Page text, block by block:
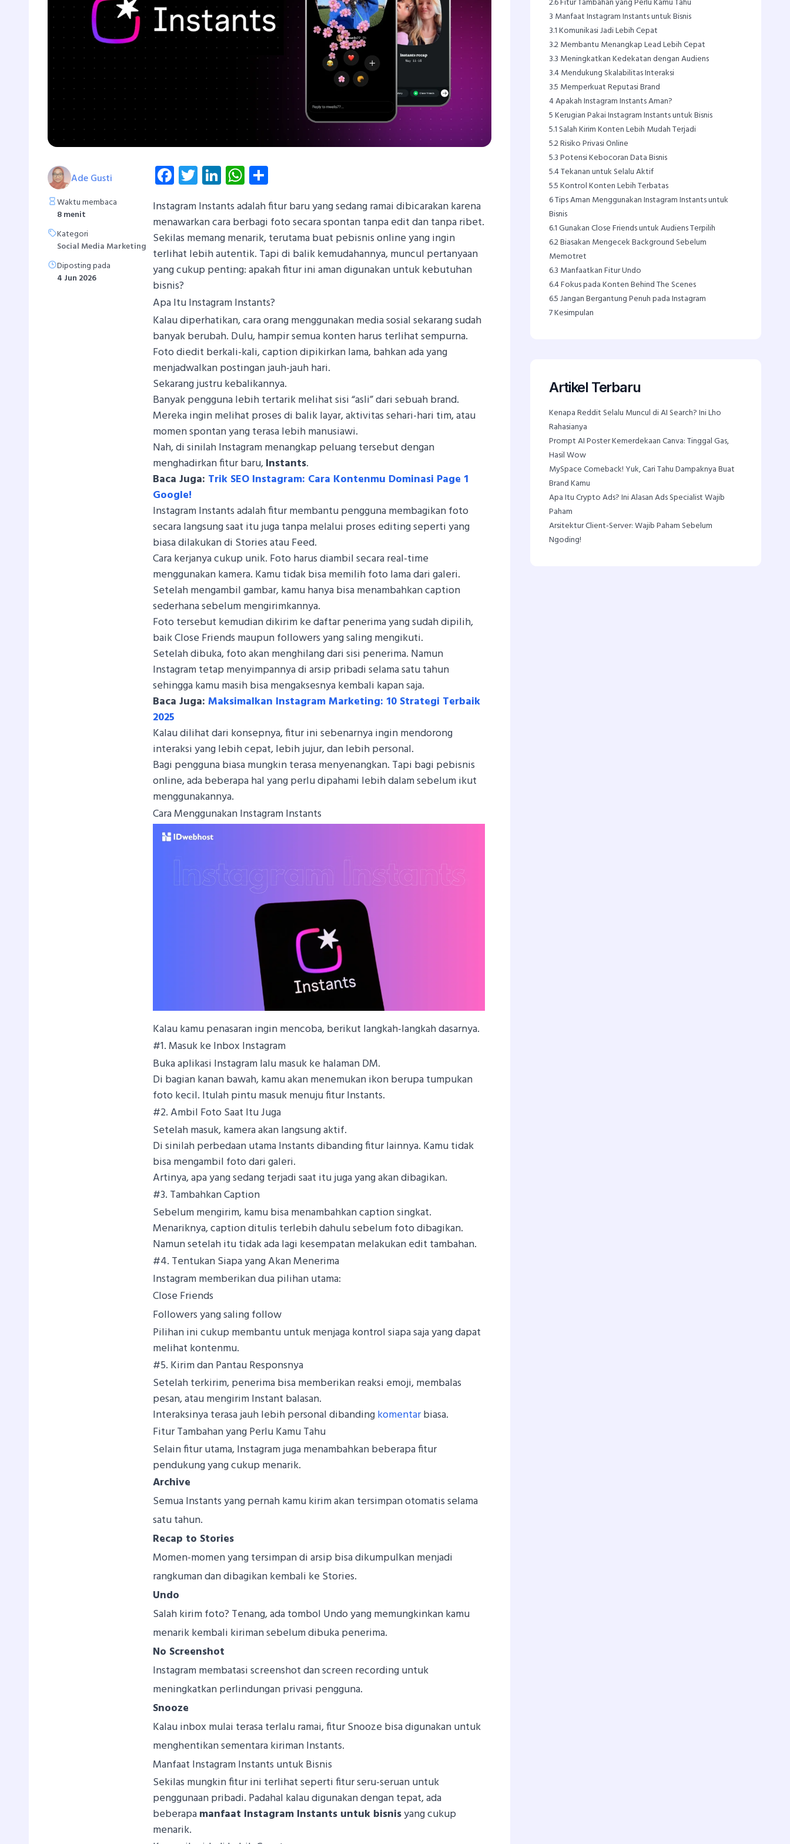
Ade Gusti
Waktu membaca
8 menit
Kategori
Social Media Marketing
Diposting pada
4 Jun 2026
Facebook
Twitter
LinkedInWhatsApp
Instagram Instants adalah fitur baru yang sedang ramai dibicarakan karena
menawarkan cara berbagi foto secara spontan tanpa edit dan tanpa ribet.
Sekilas memang menarik, terutama buat pebisnis online yang ingin
terlihat lebih autentik. Tapi di balik kemudahannya, muncul pertanyaan
yang cukup penting: apakah fitur ini aman digunakan untuk kebutuhan
bisnis?
Apa Itu Instagram Instants?
Kalau diperhatikan, cara orang menggunakan media sosial sekarang sudah
banyak berubah. Dulu, hampir semua konten harus terlihat sempurna.
Foto diedit berkali-kali, caption dipikirkan lama, bahkan ada yang
menjadwalkan postingan jauh-jauh hari.
Sekarang justru kebalikannya.
Banyak pengguna lebih tertarik melihat sisi “asli” dari sebuah brand.
Mereka ingin melihat proses di balik layar, aktivitas sehari-hari tim, atau
momen spontan yang terasa lebih manusiawi.
Nah, di sinilah Instagram menangkap peluang tersebut dengan
menghadirkan fitur baru,Instants.
Baca Juga: Trik SEO Instagram: Cara Kontenmu Dominasi Page 1
Google!
Instagram Instants adalah fitur membantu pengguna membagikan foto
secara langsung saat itu juga tanpa melalui proses editing seperti yang
biasa dilakukan di Stories atau Feed.
Cara kerjanya cukup unik. Foto harus diambil secara real-time
menggunakan kamera. Kamu tidak bisa memilih foto lama dari galeri.
Setelah mengambil gambar, kamu hanya bisa menambahkan caption
sederhana sebelum mengirimkannya.
Foto tersebut kemudian dikirim ke daftar penerima yang sudah dipilih,
baik Close Friends maupun followers yang saling mengikuti.
Setelah dibuka, foto akan menghilang dari sisi penerima. Namun
Instagram tetap menyimpannya di arsip pribadi selama satu tahun
sehingga kamu masih bisa mengaksesnya kembali kapan saja.
Baca Juga:Maksimalkan Instagram Marketing: 10 Strategi Terbaik
2025
Kalau dilihat dari konsepnya, fitur ini sebenarnya ingin mendorong
interaksi yang lebih cepat, lebih jujur, dan lebih personal.
Bagi pengguna biasa mungkin terasa menyenangkan. Tapi bagi pebisnis
online, ada beberapa hal yang perlu dipahami lebih dalam sebelum ikut
menggunakannya.
Cara Menggunakan Instagram Instants
Kalau kamu penasaran ingin mencoba, berikut langkah-langkah dasarnya.
#1. Masuk ke Inbox Instagram
Buka aplikasi Instagram lalu masuk ke halaman DM.
Di bagian kanan bawah, kamu akan menemukan ikon berupa tumpukan
foto kecil. Itulah pintu masuk menuju fitur Instants.
#2. Ambil Foto Saat Itu Juga
Setelah masuk, kamera akan langsung aktif.
Di sinilah perbedaan utama Instants dibanding fitur lainnya. Kamu tidak
bisa mengambil foto dari galeri.
Artinya, apa yang sedang terjadi saat itu juga yang akan dibagikan.
#3. Tambahkan Caption
Sebelum mengirim, kamu bisa menambahkan caption singkat.
Menariknya, caption ditulis terlebih dahulu sebelum foto dibagikan.
Namun setelah itu tidak ada lagi kesempatan melakukan edit tambahan.
#4. Tentukan Siapa yang Akan Menerima
Instagram memberikan dua pilihan utama:
Close Friends
Followers yang saling follow
Pilihan ini cukup membantu untuk menjaga kontrol siapa saja yang dapat
melihat kontenmu.
#5. Kirim dan Pantau Responsnya
Setelah terkirim, penerima bisa memberikan reaksi emoji, membalas
pesan, atau mengirim Instant balasan.
Interaksinya terasa jauh lebih personal dibandingkomentarbiasa.
Fitur Tambahan yang Perlu Kamu Tahu
Selain fitur utama, Instagram juga menambahkan beberapa fitur
pendukung yang cukup menarik.
Archive
Semua Instants yang pernah kamu kirim akan tersimpan otomatis selama
satu tahun.
Recap to Stories
Momen-momen yang tersimpan di arsip bisa dikumpulkan menjadi
rangkuman dan dibagikan kembali ke Stories.
Undo
Salah kirim foto? Tenang, ada tombol Undo yang memungkinkan kamu
menarik kembali kiriman sebelum dibuka penerima.
No Screenshot
Instagram membatasi screenshot dan screen recording untuk
meningkatkan perlindungan privasi pengguna.
Snooze
Kalau inbox mulai terasa terlalu ramai, fitur Snooze bisa digunakan untuk
menghentikan sementara kiriman Instants.
Manfaat Instagram Instants untuk Bisnis
Sekilas mungkin fitur ini terlihat seperti fitur seru-seruan untuk
penggunaan pribadi. Padahal kalau digunakan dengan tepat, ada
beberapamanfaat Instagram Instants untuk bisnisyang cukup
menarik.
3 Manfaat Instagram Instants untuk Bisnis
3.1Komunikasi Jadi Lebih Cepat
3.2Membantu Menangkap Lead Lebih Cepat
3.3 Meningkatkan Kedekatan dengan Audiens
3.4Mendukung Skalabilitas Interaksi
3.5 Memperkuat Reputasi Brand
4Apakah Instagram Instants Aman?
5Kerugian Pakai Instagram Instants untuk Bisnis
5.1 Salah Kirim Konten Lebih Mudah Terjadi
5.2Risiko Privasi Online
5.3Potensi Kebocoran Data Bisnis
5.4Tekanan untuk Selalu Aktif
5.5Kontrol Konten Lebih Terbatas
6Tips Aman Menggunakan Instagram Instants untuk
Bisnis
6.1Gunakan Close Friends untuk Audiens Terpilih
6.2Biasakan Mengecek Background Sebelum
Memotret
6.3 Manfaatkan Fitur Undo
6.4Fokus pada Konten Behind The Scenes
6.5Jangan Bergantung Penuh pada Instagram
7Kesimpulan
Artikel Terbaru
Kenapa Reddit Selalu Muncul di AI Search? Ini Lho
Rahasianya
Prompt AI Poster Kemerdekaan Canva: Tinggal Gas,
Hasil Wow
MySpace Comeback! Yuk, Cari Tahu Dampaknya Buat
Brand Kamu
Apa Itu Crypto Ads? Ini Alasan Ads Specialist Wajib
Paham
Arsitektur Client-Server: Wajib Paham Sebelum
Ngoding!